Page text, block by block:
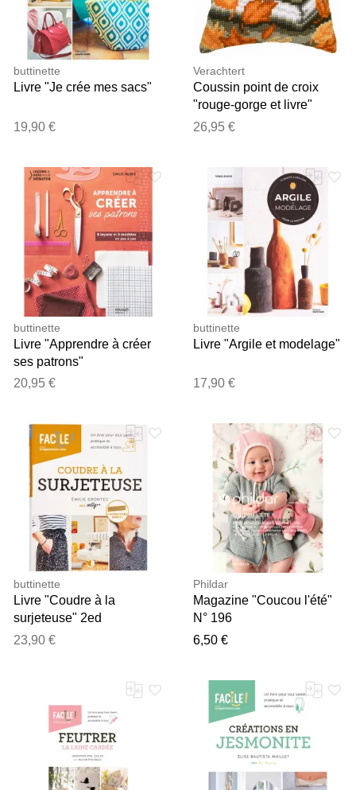
buttinette
Livre "Je crée mes sacs"
19,90 €
Verachtert
Coussin point de croix
"rouge-gorge et livre"
26,95 €
buttinette
Livre "Apprendre à créer
ses patrons"
20,95 €
buttinette
Livre "Argile et modelage"
17,90 €
buttinette
Livre "Coudre à la
surjeteuse" 2ed
23,90 €
Phildar
Magazine "Coucou l'été"
N° 196
6,50 €